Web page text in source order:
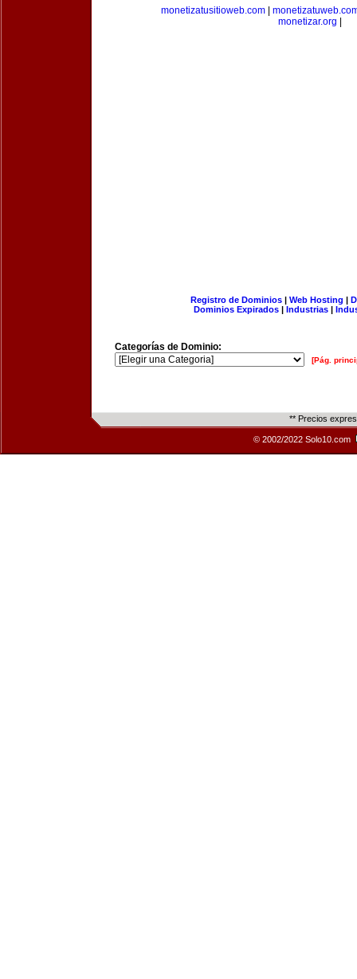
monetizatusitioweb.com
monetizar.org
Registro de Dominios| Web Hosting |
Dominios Expirados | Industrias |
Categorías de Dominio:
[Pág.
** Precios
© 2002/2022 Solo10.com